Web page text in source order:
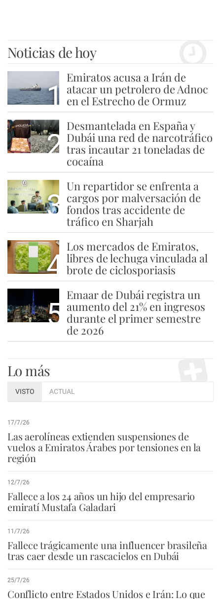
Noticias de hoy
1
Emiratos acusa a Irán de
atacar un petrolero de Adnoc
en el Estrecho de Ormuz
2
Desmantelada en España y
Dubái una red de narcotráfico
tras incautar 21 toneladas de
cocaína
3
Un repartidor se enfrenta a
cargos por malversación de
fondos tras accidente de
tráfico en Sharjah
4
Los mercados de Emiratos,
libres de lechuga vinculada al
brote de ciclosporiasis
5
Emaar de Dubái registra un
aumento del 21% en ingresos
durante el primer semestre
de 2026
Lo más
VISTO ACTUAL
17/7/26
Las aerolíneas extienden suspensiones de
vuelos a Emiratos Árabes por tensiones en la
región
12/7/26
Fallece a los 24 años un hijo del empresario
emiratí Mustafa Galadari
11/7/26
Fallece trágicamente una influencer brasileña
tras caer desde un rascacielos en Dubái
25/7/26
Conflicto entre Estados Unidos e Irán: Lo que